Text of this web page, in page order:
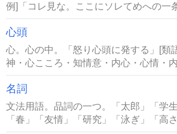
例]「コレ見な。ここにソレてめへの一
心頭
心。心の中。「怒り心頭に発する」[類
神・心こころ・知情意・内心・心情・
名詞
文法用語。品詞の一つ。「太郎」「学
「春」「友情」「研究」「泳ぎ」「高